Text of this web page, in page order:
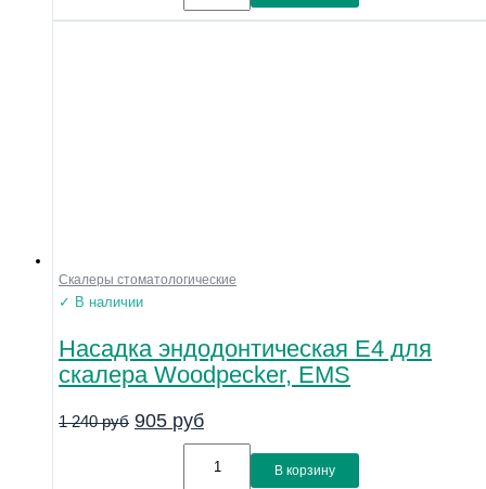
Скалеры стоматологические
✓ В наличии
Насадка эндодонтическая E4 для
скалера Woodpecker, EMS
1 240руб 905 руб
В корзину